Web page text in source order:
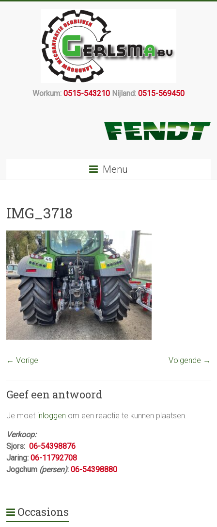
Workum: 0515-543210Nijland: 0515-569450
Menu
IMG_3718
← Vorige Volgende →
Geef een antwoord
Je moet inloggen om een reactie te kunnen plaatsen.
Verkoop:
Sjors:06-54398876
Jaring:06-11792708
Jogchum (persen): 06-54398880
Occasions